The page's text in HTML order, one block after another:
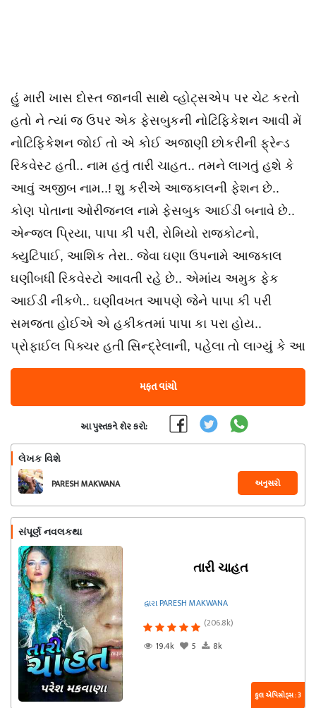
હું મારી ખાસ દોસ્ત જાનવી સાથે વ્હોટ્સએપ પર ચેટ કરતો
હતો ને ત્યાં જ ઉપર એક ફેસબુકની નોટિફિકેશન આવી મેં
નોટિફિકેશન જોઈ તો એ કોઈ અજાણી છોકરીની ફ્રેન્ડ
રિકવેસ્ટ હતી.. નામ હતું તારી ચાહત.. તમને લાગતું હશે કે
આવું અજીબ નામ..! શુ કરીએ આજકાલની ફેશન છે..
કોણ પોતાના ઓરીજનલ નામે ફેસબુક આઈડી બનાવે છે..
એન્જલ પ્રિયા, પાપા કી પરી, રોમિયો રાજકોટનો,
ક્યુટિપાઈ, આશિક તેરા.. જેવા ઘણા ઉપનામે આજકાલ
ઘણીબધી રિકવેસ્ટો આવતી રહે છે.. એમાંય અમુક ફેક
આઈડી નીકળે.. ઘણીવખત આપણે જેને પાપા કી પરી
સમજતા હોઈએ એ હકીકતમાં પાપા કા પરા હોય..
પ્રોફાઈલ પિક્ચર હતી સિન્દ્રેલાની, પહેલા તો લાગ્યું કે આ
મફત વાંચો
આ પુસ્તકને શેર કરો:
લેખક વિશે
PARESH MAKWANA અનુસરો
સંપૂર્ણ નવલકથા
તારી ચાહત
દ્વારા PARESH MAKWANA
(206.8k)
19.4k
5 8k
કુલ એપિસોડ્સ : 3